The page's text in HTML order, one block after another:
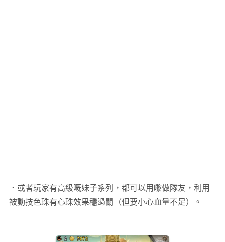
．或者玩家有高級嘅妹子系列，都可以用嚟做隊友，利用
被動技色珠有心珠效果穩過關（但要小心血量不足）。